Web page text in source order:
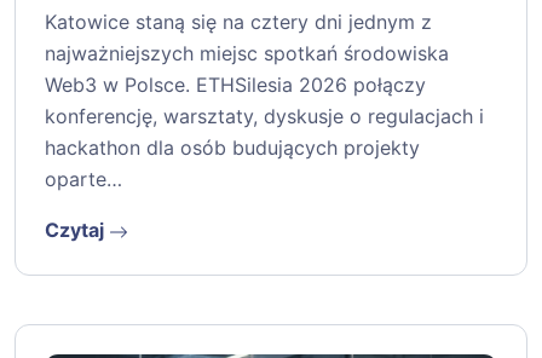
Katowice staną się na cztery dni jednym z
najważniejszych miejsc spotkań środowiska
Web3 w Polsce. ETHSilesia 2026 połączy
konferencję, warsztaty, dyskusje o regulacjach i
hackathon dla osób budujących projekty
oparte…
Czytaj